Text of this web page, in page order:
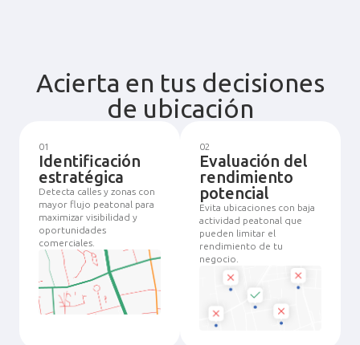
Acierta en tus decisiones
de ubicación
01
Identificación
estratégica
Detecta calles y zonas con
mayor flujo peatonal para
maximizar visibilidad y
oportunidades
comerciales.
02
Evaluación del
rendimiento
potencial
Evita ubicaciones con baja
actividad peatonal que
pueden limitar el
rendimiento de tu
negocio.